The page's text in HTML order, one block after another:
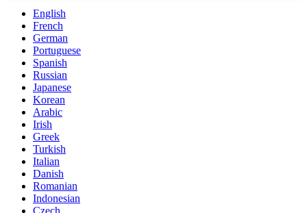
English
French
German
Portuguese
Spanish
Russian
Japanese
Korean
Arabic
Irish
Greek
Turkish
Italian
Danish
Romanian
Indonesian
Czech